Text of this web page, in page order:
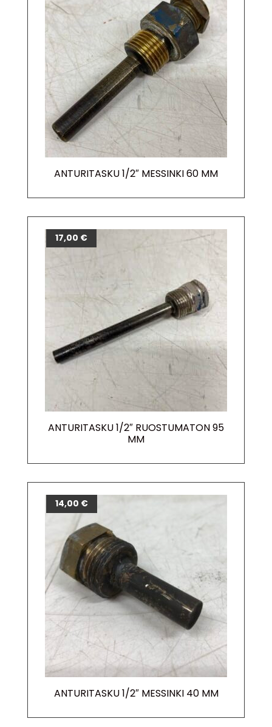
ANTURITASKU 1/2″ MESSINKI 60 MM
ANTURITASKU 1/2″ RUOSTUMATON 95
MM
17,00 €
ANTURITASKU 1/2″ MESSINKI 40 MM
14,00 €